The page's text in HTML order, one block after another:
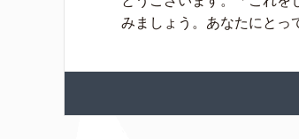
みましょう。あなたにとっ